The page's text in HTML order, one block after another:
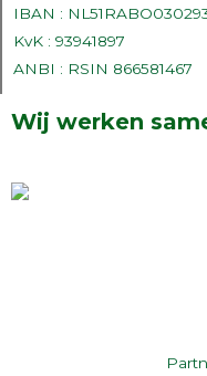
IBAN :
KvK : 93941897
ANBI : RSIN 866581467
Wij werken